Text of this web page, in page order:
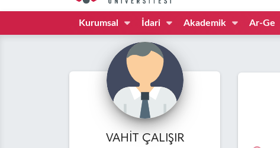
Kurumsal İdari Akademik Ar-Ge
VAHİT ÇALIŞIR